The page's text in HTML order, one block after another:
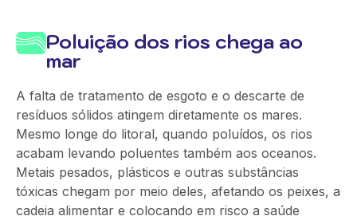
Poluição dos rios chega ao
mar
A falta de tratamento de esgoto e o descarte de
resíduos sólidos atingem diretamente os mares.
Mesmo longe do litoral, quando poluídos, os rios
acabam levando poluentes também aos oceanos.
Metais pesados, plásticos e outras substâncias
tóxicas chegam por meio deles, afetando os peixes, a
cadeia alimentar e colocando em risco a saúde